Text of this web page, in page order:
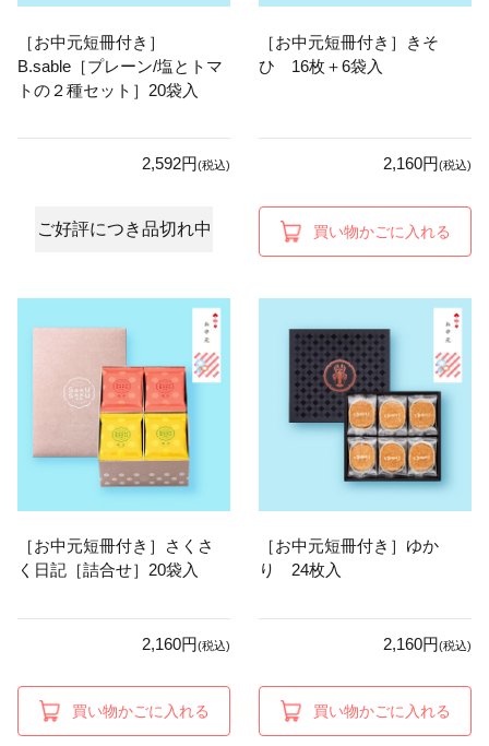
［お中元短冊付き］
B.sable［プレーン/塩とトマ
トの２種セット］20袋入
2,592円(税込)
ご好評につき品切れ中
［お中元短冊付き］きそ
ひ 16枚＋6袋入
2,160円(税込)
買い物かごに入れる
［お中元短冊付き］さくさ
く日記［詰合せ］20袋入
2,160円(税込)
買い物かごに入れる
［お中元短冊付き］ゆか
り 24枚入
2,160円(税込)
買い物かごに入れる